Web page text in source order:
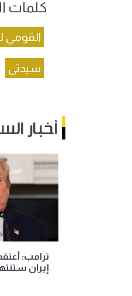
كلمات
القومي
سيدتي
أخبار
ترامب:
إيران